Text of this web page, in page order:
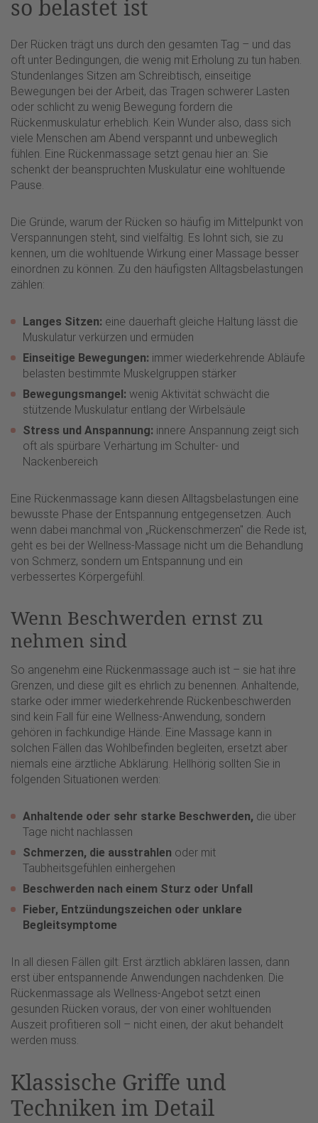
so belastet ist
Der Rücken trägt uns durch den gesamten Tag – und das
oft unter Bedingungen, die wenig mit Erholung zu tun haben.
Stundenlanges Sitzen am Schreibtisch, einseitige
Bewegungen bei der Arbeit, das Tragen schwerer Lasten
oder schlicht zu wenig Bewegung fordern die
Rückenmuskulatur erheblich. Kein Wunder also, dass sich
viele Menschen am Abend verspannt und unbeweglich
fühlen. Eine Rückenmassage setzt genau hier an: Sie
schenkt der beanspruchten Muskulatur eine wohltuende
Pause.
Die Gründe, warum der Rücken so häufig im Mittelpunkt von
Verspannungen steht, sind vielfältig. Es lohnt sich, sie zu
kennen, um die wohltuende Wirkung einer Massage besser
einordnen zu können. Zu den häufigsten Alltagsbelastungen
zählen:
Langes Sitzen: eine dauerhaft gleiche Haltung lässt die
Muskulatur verkürzen und ermüden
Einseitige Bewegungen: immer wiederkehrende Abläufe
belasten bestimmte Muskelgruppen stärker
Bewegungsmangel: wenig Aktivität schwächt die
stützende Muskulatur entlang der Wirbelsäule
Stress und Anspannung: innere Anspannung zeigt sich
oft als spürbare Verhärtung im Schulter- und
Nackenbereich
Eine Rückenmassage kann diesen Alltagsbelastungen eine
bewusste Phase der Entspannung entgegensetzen. Auch
wenn dabei manchmal von „Rückenschmerzen" die Rede ist,
geht es bei der Wellness-Massage nicht um die Behandlung
von Schmerz, sondern um Entspannung und ein
verbessertes Körpergefühl.
Wenn Beschwerden ernst zu
nehmen sind
So angenehm eine Rückenmassage auch ist – sie hat ihre
Grenzen, und diese gilt es ehrlich zu benennen. Anhaltende,
starke oder immer wiederkehrende Rückenbeschwerden
sind kein Fall für eine Wellness-Anwendung, sondern
gehören in fachkundige Hände. Eine Massage kann in
solchen Fällen das Wohlbefinden begleiten, ersetzt aber
niemals eine ärztliche Abklärung. Hellhörig sollten Sie in
folgenden Situationen werden:
Anhaltende oder sehr starke Beschwerden, die über
Tage nicht nachlassen
Schmerzen, die ausstrahlen oder mit
Taubheitsgefühlen einhergehen
Beschwerden nach einem Sturz oder Unfall
Fieber, Entzündungszeichen oder unklare
Begleitsymptome
In all diesen Fällen gilt: Erst ärztlich abklären lassen, dann
erst über entspannende Anwendungen nachdenken. Die
Rückenmassage als Wellness-Angebot setzt einen
gesunden Rücken voraus, der von einer wohltuenden
Auszeit profitieren soll – nicht einen, der akut behandelt
werden muss.
Klassische Griffe und
Techniken im Detail